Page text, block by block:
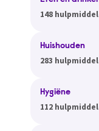
148
Huishouden
283
Hygiëne
112